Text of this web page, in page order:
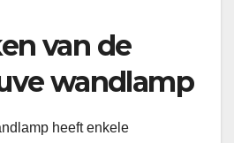
van de
wandlamp
heeft enkele